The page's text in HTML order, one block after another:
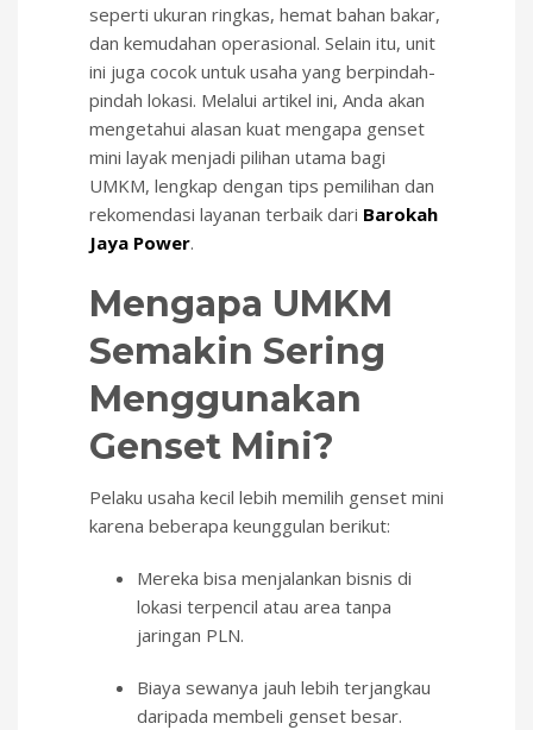
seperti ukuran ringkas, hemat bahan bakar,
dan kemudahan operasional. Selain itu, unit
ini juga cocok untuk usaha yang berpindah-
pindah lokasi. Melalui artikel ini, Anda akan
mengetahui alasan kuat mengapa genset
mini layak menjadi pilihan utama bagi
UMKM, lengkap dengan tips pemilihan dan
rekomendasi layanan terbaik dari Barokah
Jaya Power.
Mengapa UMKM
Semakin Sering
Menggunakan
Genset Mini?
Pelaku usaha kecil lebih memilih genset mini
karena beberapa keunggulan berikut:
Mereka bisa menjalankan bisnis di
lokasi terpencil atau area tanpa
jaringan PLN.
Biaya sewanya jauh lebih terjangkau
daripada membeli genset besar.